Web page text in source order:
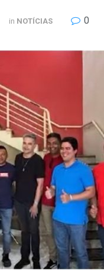
in NOTÍCIAS 0